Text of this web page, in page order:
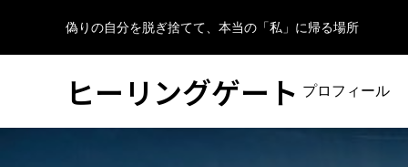
偽りの自分を脱ぎ捨てて、本当の「私」に帰る場所
ヒーリングゲート プロフィール